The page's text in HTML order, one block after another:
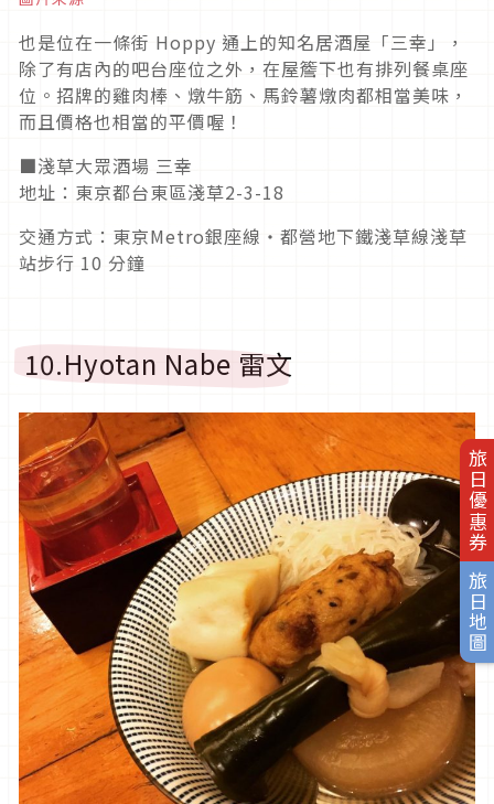
旅日優惠券
旅日地圖
也是位在一條街 Hoppy 通上的知名居酒屋「三幸」，
除了有店內的吧台座位之外，在屋簷下也有排列餐桌座
位。招牌的雞肉棒、燉牛筋、馬鈴薯燉肉都相當美味，
而且價格也相當的平價喔！
■淺草大眾酒場 三幸
地址：東京都台東區淺草2-3-18
交通方式：東京Metro銀座線・都營地下鐵淺草線淺草
站步行 10 分鐘
10.Hyotan Nabe 雷文